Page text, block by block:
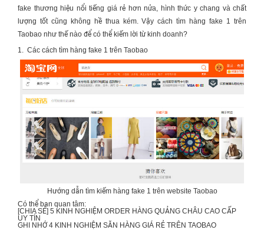
fake thương hiệu nổi tiếng giá rẻ hơn nửa, hình thức y chang và chất
lượng tốt cũng không hề thua kém. Vậy cách tìm hàng fake 1 trên
Taobao như thế nào để có thể kiếm lời từ kinh doanh?
1. Các cách tìm hàng fake 1 trên Taobao
Hướng dẫn tìm kiếm hàng fake 1 trên website Taobao
Có thể bạn quan tâm:
[CHIA SẺ] 5 KINH NGHIỆM ORDER HÀNG QUẢNG CHÂU CAO CẤP
UY TÍN
GHI NHỚ 4 KINH NGHIỆM SĂN HÀNG GIÁ RẺ TRÊN TAOBAO